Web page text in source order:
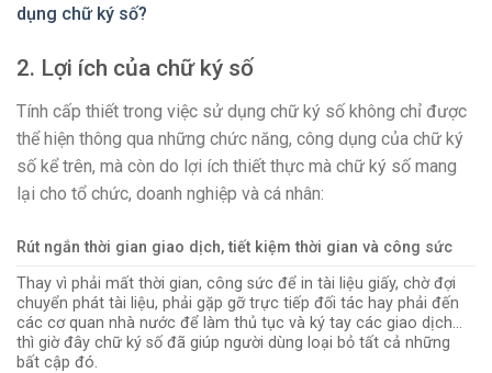
dụng chữ ký số?
2. Lợi ích của chữ ký số
Tính cấp thiết trong việc sử dụng chữ ký số không chỉ được
thể hiện thông qua những chức năng, công dụng của chữ ký
số kể trên, mà còn do lợi ích thiết thực mà chữ ký số mang
lại cho tổ chức, doanh nghiệp và cá nhân:
Rút ngắn thời gian giao dịch, tiết kiệm thời gian và công sức
Thay vì phải mất thời gian, công sức để in tài liệu giấy, chờ đợi
chuyển phát tài liệu, phải gặp gỡ trực tiếp đối tác hay phải đến
các cơ quan nhà nước để làm thủ tục và ký tay các giao dịch…
thì giờ đây chữ ký số đã giúp người dùng loại bỏ tất cả những
bất cập đó.